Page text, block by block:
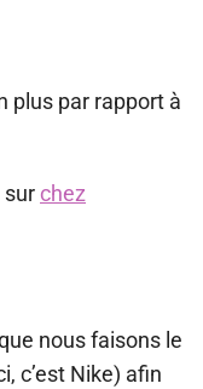
plus par rapport à
surchez
nous faisons le
c’est Nike) afin